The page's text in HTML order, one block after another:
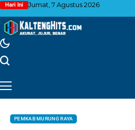
Hari Ini Jumat, 7 Agustus 2026
PEMKAB MURUNG RAYA